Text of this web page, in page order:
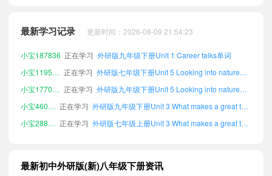
最新学习记录 更新时间：2026-08-09 21:54:23
小宝119506 正在学习
小宝177033 正在学习
外研版九年级下册Unit 5 Looking into nature单词
小宝460574
正在学习
外研版九年级下册Unit 3 What makes a great team?单词
小宝288040 正在学习
外研版七年级上册Unit 3 What makes a great team?单词
小宝433637 正在学习 外研版八年级上册Unit 1 Career talks单词
小宝577431
正在学习
最新初中外研版(新)八年级下册资讯